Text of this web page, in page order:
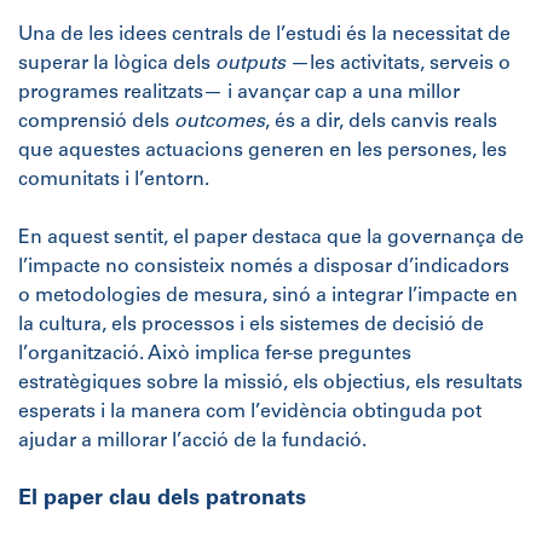
Una de les idees centrals de l’estudi és la necessitat de
superar la lògica dels outputs—les activitats, serveis o
programes realitzats— i avançar cap a una millor
comprensió dels outcomes, és a dir, dels canvis reals
que aquestes actuacions generen en les persones, les
comunitats i l’entorn.
En aquest sentit, el paper destaca que la governança de
l’impacte no consisteix només a disposar d’indicadors
o metodologies de mesura, sinó a integrar l’impacte en
la cultura, els processos i els sistemes de decisió de
l’organització. Això implica fer-se preguntes
estratègiques sobre la missió, els objectius, els resultats
esperats i la manera com l’evidència obtinguda pot
ajudar a millorar l’acció de la fundació.
El paper clau dels patronats